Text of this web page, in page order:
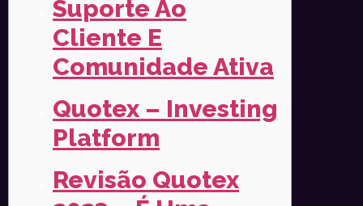
Suporte Ao
Cliente E
Comunidade Ativa
Quotex – Investing
Platform
Revisão Quotex